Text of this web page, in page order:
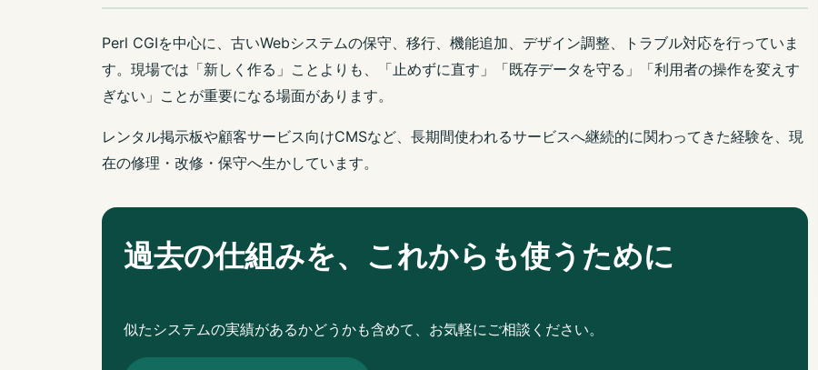
Perl CGIを中心に、古いWebシステムの保守、移行、機能追加、デザイン調整、トラブル対応を行っていま
す。現場では「新しく作る」ことよりも、「止めずに直す」「既存データを守る」「利用者の操作を変えす
ぎない」ことが重要になる場面があります。
レンタル掲示板や顧客サービス向けCMSなど、長期間使われるサービスへ継続的に関わってきた経験を、現
在の修理・改修・保守へ生かしています。
過去の仕組みを、これからも使うために
似たシステムの実績があるかどうかも含めて、お気軽にご相談ください。